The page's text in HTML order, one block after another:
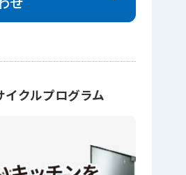
クルプログラム